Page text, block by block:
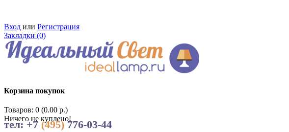
Вход или Регистрация
Закладки (0)
Корзина покупок
Товаров: 0 (0.00 р.)
Ничего не куплено!
тел: +7(495)776-03-44